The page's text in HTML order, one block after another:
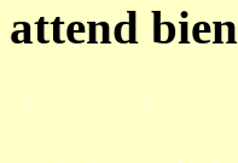
attend